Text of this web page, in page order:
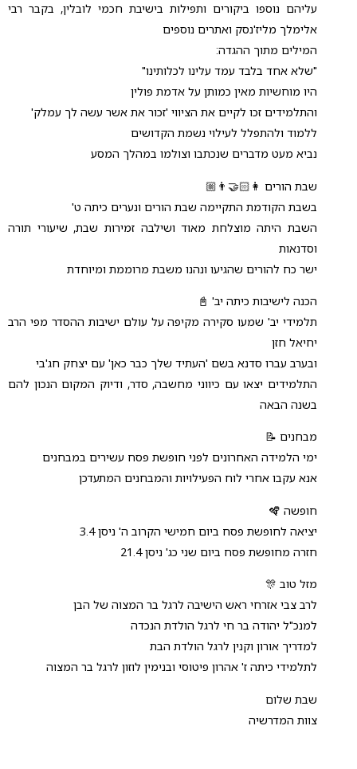
עליהם נוספו ביקורים ותפילות בישיבת חכמי לובלין, בקבר רבי
אלימלך מליז'נסק ואתרים נוספים
המילים מתוך ההגדה:
"שלא אחד בלבד עמד עלינו לכלותינו"
היו מוחשיות מאין כמותן על אדמת פולין
והתלמידים זכו לקיים את הציווי 'זכור את אשר עשה לך עמלק'
ללמוד ולהתפלל לעילוי נשמת הקדושים
נביא מעט מדברים שנכתבו וצולמו במהלך המסע
שבת הורים 👩🏻‍🤝‍👨🏼
בשבת הקודמת התקיימה שבת הורים ונערים כיתה ט'
השבת היתה מוצלחת מאוד ושילבה זמירות שבת, שיעורי תורה
וסדנאות
ישר כח להורים שהגיעו ונהנו משבת מרוממת ומיוחדת
הכנה לישיבות כיתה יב' 📓
תלמידי יב' שמעו סקירה מקיפה על עולם ישיבות ההסדר מפי הרב
יחיאל חזן
ובערב עברו סדנא בשם 'העתיד שלך כבר כאן' עם יצחק חג'בי
התלמידים יצאו עם כיווני מחשבה, סדר, ודיוק המקום הנכון להם
בשנה הבאה
מבחנים 📝
ימי הלמידה האחרונים לפני חופשת פסח עשירים במבחנים
אנא עקבו אחרי לוח הפעילויות והמבחנים המתעדכן
חופשה 🪇
יציאה לחופשת פסח ביום חמישי הקרוב ה' ניסן 3.4
חזרה מחופשת פסח ביום שני כג' ניסן 21.4
מזל טוב 🎊
לרב צבי אזרחי ראש הישיבה לרגל בר המצוה של הבן
למנכ"ל יהודה בר חי לרגל הולדת הנכדה
למדריך אורון וקנין לרגל הולדת הבת
לתלמידי כיתה ז' אהרון פיטוסי ובנימין לוזון לרגל בר המצוה
שבת שלום
צוות המדרשיה